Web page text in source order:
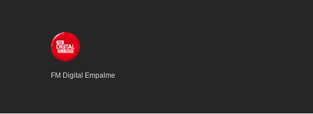
FM Digital Empalme